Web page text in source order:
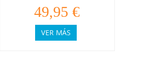
49,95 €
VER MÁS